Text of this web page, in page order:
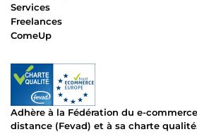
Services
Freelances
ComeUp
Adhère à la Fédération du e-
distance (Fevad) et à sa charte